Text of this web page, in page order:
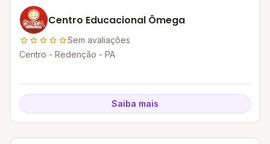
Centro Educacional Ômega
Sem avaliações
Centro - Redenção - PA
Saiba mais